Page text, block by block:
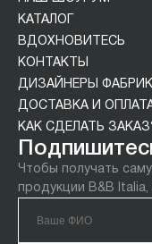
КАТАЛОГ
ВДОХНОВИТЕСЬ
КОНТАКТЫ
ДИЗАЙНЕРЫ
ДОСТАВКА И
КАК СДЕЛАТЬ
Чтобы получать
продукции B&B